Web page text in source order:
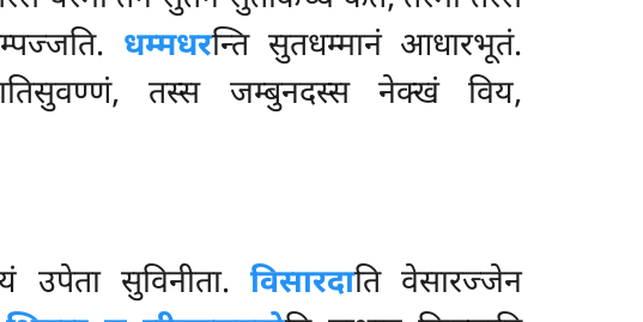
धम्मधरन्ति सुतधम्मानं आधारभूतं.
तस्स जम्बुनदस्स नेक्खं विय,
उपेता सुविनीता.विसारदाति वेसारज्जेन